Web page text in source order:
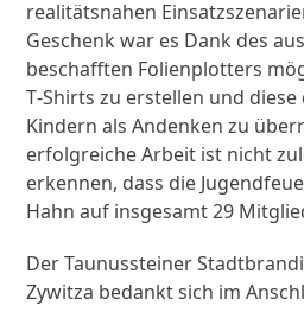
realitätsnahen
Geschenk war es Dank des
beschafften Folienplotters
T‑Shirts zu erstellen und
Kindern als Andenken zu
erfolgreiche Arbeit ist nicht
erkennen, dass die
Hahn auf insgesamt 29
Der Taunussteiner
Zywitza bedankt sich im